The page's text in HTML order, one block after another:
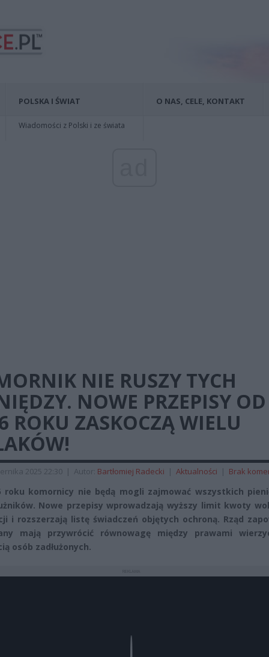
POLSKA I ŚWIAT
Wiadomości z Polski i ze świata
O NAS, CELE, KONTAKT
NIE RUSZY TYCH
NOWE PRZEPISY OD
ROKU ZASKOCZĄ WIELU
2025 22:30 | Autor: Bartłomiej Radecki | Aktualności | Brak
roku komornicy nie będą mogli zajmować wszystkich
Nowe przepisy wprowadzają wyższy limit kwoty
i rozszerzają listę świadczeń objętych ochroną. Rząd
mają przywrócić równowagę między prawami
osób zadłużonych.